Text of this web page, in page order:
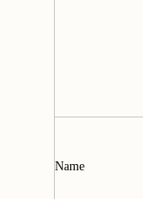
Name